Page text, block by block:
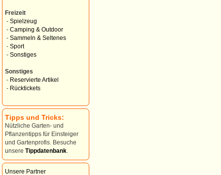
Freizeit
- Spielzeug
- Camping & Outdoor
- Sammeln & Seltenes
- Sport
- Sonstiges
Sonstiges
- Reservierte Artikel
- Rücktickets
Tipps und Tricks:
Nützliche Garten- und
Pflanzentipps für Einsteiger
und Gartenprofis. Besuche
unsere Tippdatenbank
Unsere Partner